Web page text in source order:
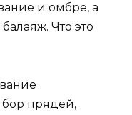
и омбре, а
Что это
прядей,